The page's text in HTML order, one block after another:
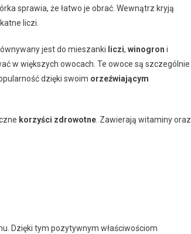
sprawia, że łatwo je obrać. Wewnątrz kryją
liczi.
jest do mieszanki liczi, winogron i
w większych owocach. Te owoce są szczególnie
dzięki swoim orzeźwiającym
korzyści zdrowotne . Zawierają witaminy oraz
Dzięki tym pozytywnym właściwościom